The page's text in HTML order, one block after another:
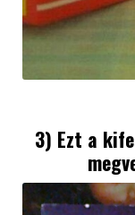
3) Ezt a